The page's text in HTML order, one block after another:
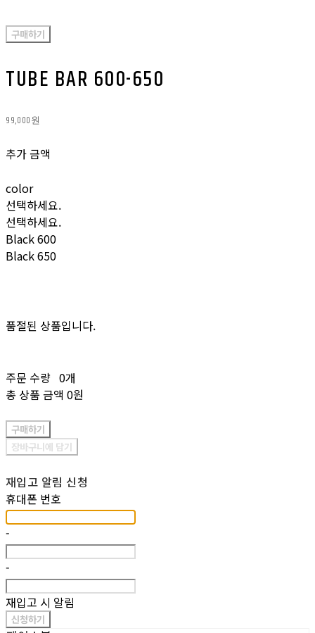
구매하기
TUBE BAR 600-650
99,000원
추가 금액
color
선택하세요.
선택하세요.
Black 600
Black 650
품절된 상품입니다.
주문 수량 0개
총 상품 금액 0원
구매하기
장바구니에 담기
재입고 알림 신청
휴대폰 번호
-
-
재입고 시 알림
신청하기